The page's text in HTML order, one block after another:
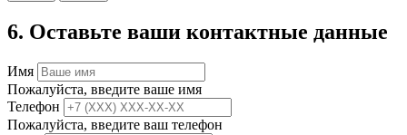
6. Оставьте ваши контактные данные
Имя
Пожалуйста, введите ваше имя
Телефон
Пожалуйста, введите ваш телефон